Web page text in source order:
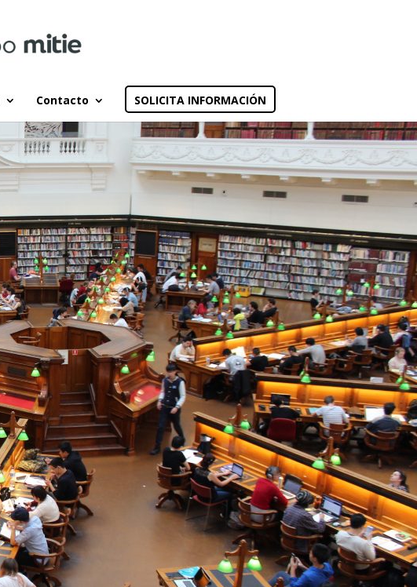
Contacto SOLICITA INFORMACIÓN